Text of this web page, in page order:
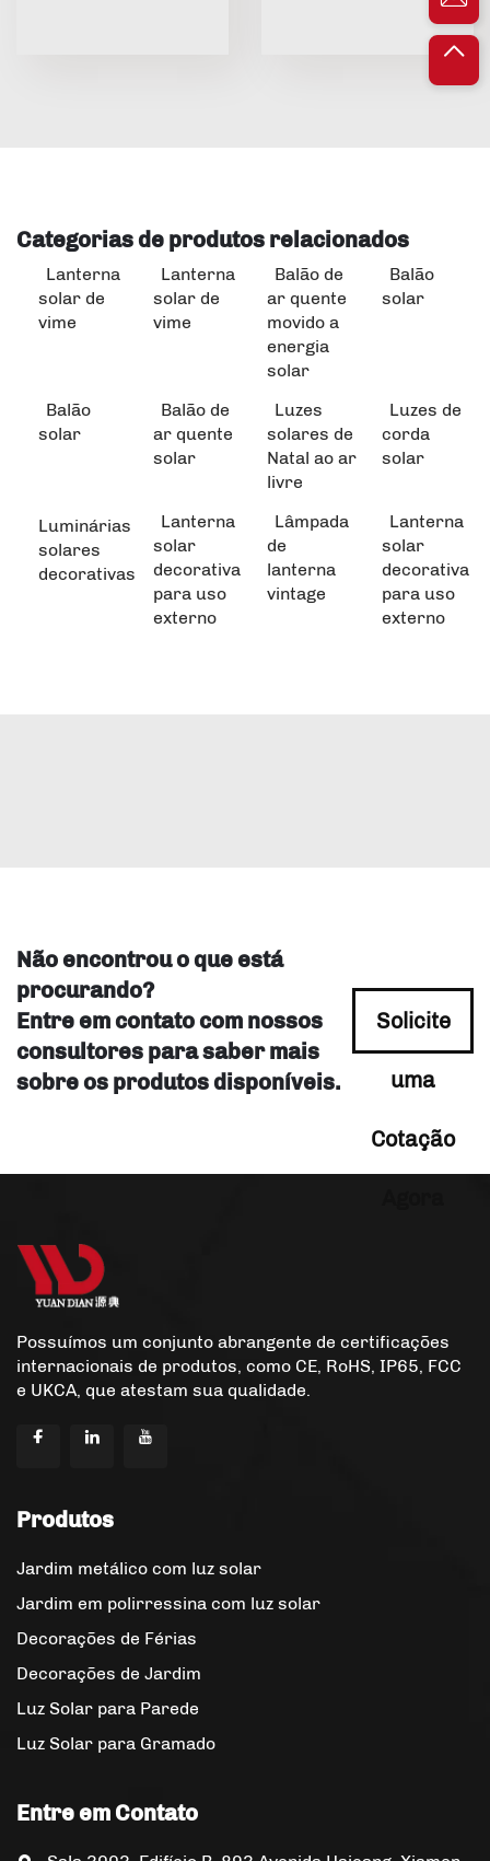
Categorias de produtos relacionados
Lanterna
solar de
vime
Lanterna
solar de
vime
Balão de
ar quente
movido a
energia
solar
Balão
solar
Balão
solar
Balão de
ar quente
solar
Luzes
solares de
Natal ao ar
livre
Luzes de
corda
solar
Luminárias
solares
decorativas
Lanterna
solar
decorativa
para uso
externo
Lâmpada
de
lanterna
vintage
Lanterna
solar
decorativa
para uso
externo
Não encontrou o que está
procurando?
Entre em contato com nossos
consultores para saber mais
sobre os produtos disponíveis.
Solicite
uma
Cotação
Possuímos um conjunto abrangente de certificações
internacionais de produtos, como CE, RoHS, IP65, FCC
e UKCA, que atestam sua qualidade.
Produtos
Jardim metálico com luz solar
Jardim em polirressina com luz solar
Decorações de Férias
Decorações de Jardim
Luz Solar para Parede
Luz Solar para Gramado
Entre em Contato